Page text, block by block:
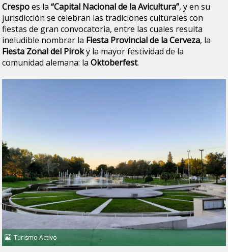
Crespoes la“Capital Nacional de la Avicultura”, y en su
jurisdicción se celebran las tradiciones culturales con
fiestas de gran convocatoria, entre las cuales resulta
ineludible nombrar la Fiesta Provincial de la Cerveza, la
Fiesta Zonal del Piroky la mayor festividad de la
comunidad alemana: laOktoberfest.
Turismo Activo